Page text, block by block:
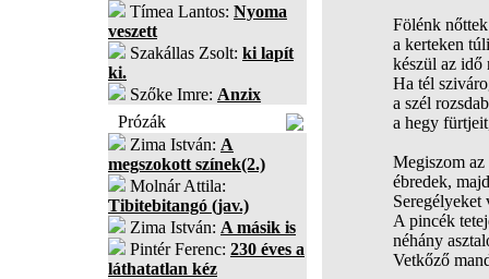
Tímea Lantos: Nyoma
veszett
Szakállas Zsolt: ki lapít
ki.
Szőke Imre: Anzix
Prózák
Zima István: A
megszokott színek(2.)
Molnár Attila:
Tibitebitangó (jav.)
Zima István: A másik is
Pintér Ferenc: 230 éves a
láthatatlan kéz
Fölénk
a kerteken
készül az idő
Ha tél
a szél
a hegy
Megiszom az
ébredek,
A pincék
néhány
Vetkőző